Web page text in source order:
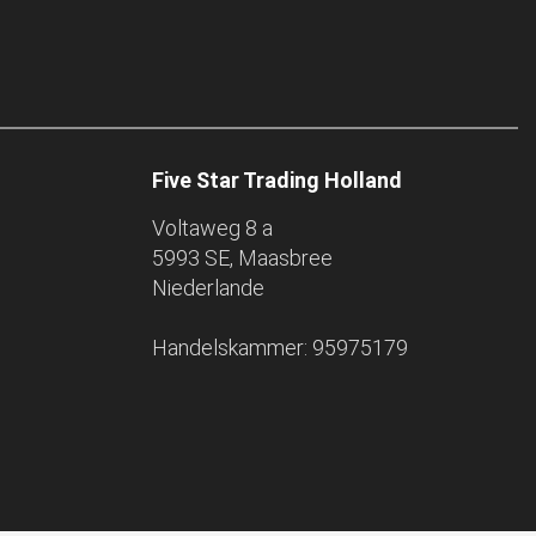
Five Star Trading Holland
Voltaweg 8 a
5993 SE, Maasbree
Niederlande
Handelskammer: 95975179